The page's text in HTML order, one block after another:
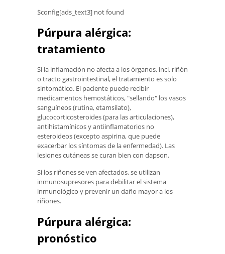
$config[ads_text3] not found
Púrpura alérgica:
tratamiento
Si la inflamación no afecta a los órganos, incl. riñón
o tracto gastrointestinal, el tratamiento es solo
sintomático. El paciente puede recibir
medicamentos hemostáticos, "sellando" los vasos
sanguíneos (rutina, etamsilato),
glucocorticosteroides (para las articulaciones),
antihistamínicos y antiinflamatorios no
esteroideos (excepto aspirina, que puede
exacerbar los síntomas de la enfermedad). Las
lesiones cutáneas se curan bien con dapson.
Si los riñones se ven afectados, se utilizan
inmunosupresores para debilitar el sistema
inmunológico y prevenir un daño mayor a los
riñones.
Púrpura alérgica:
pronóstico